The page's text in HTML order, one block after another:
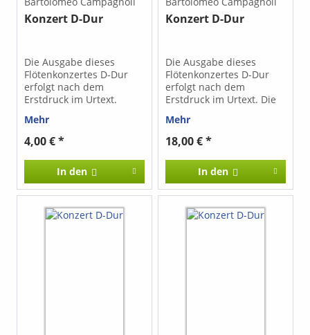
Konzert D-Dur
Die Ausgabe dieses
Flötenkonzertes D-Dur
erfolgt nach dem
Erstdruck im Urtext.
Mehr
4,00 € *
In den
Konzert D-Dur
Die Ausgabe dieses
Flötenkonzertes D-Dur
erfolgt nach dem
Erstdruck im Urtext. Die
erhältlich.
Mehr
18,00 € *
In den